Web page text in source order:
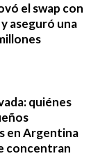
el swap con
aseguró una
quiénes
en Argentina
concentran